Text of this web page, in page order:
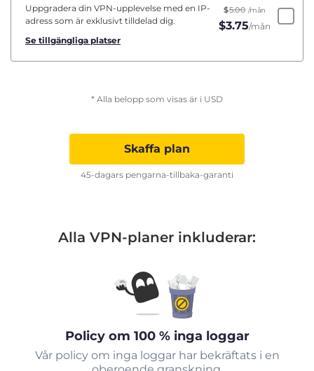
Uppgradera din VPN-upplevelse med en IP-
adress som är exklusivt tilldelad dig.
Se tillgängliga platser
$5.00 /mån
$3.75/mån
* Alla belopp som visas är i USD
Skaffa plan
45-dagars pengarna-tillbaka-garanti
Alla VPN-planer inkluderar:
Policy om 100 % inga loggar
Vår policy om inga loggar har bekräftats i en